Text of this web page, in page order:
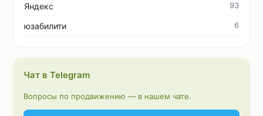
Яндекс 93
юзабилити 6
Чат в Telegram
Вопросы по продвижению — в нашем чате.